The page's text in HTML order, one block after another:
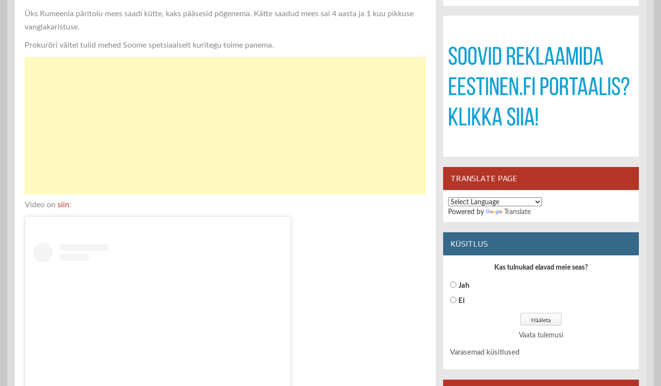
Üks Rumeenia päritolu mees saadi kütte, kaks pääsesid põgenema. Kätte saadud mees sai 4 aasta ja 1 kuu pikkuse
vanglakaristuse.
Prokuröri väitel tulid mehed Soome spetsiaalselt kuritegu toime panema.
Video on siin:
TRANSLATE PAGE
Powered by Translate
KÜSITLUS
Kas tulnukad elavad meie seas?
Jah
Ei
Vaata tulemusi
Varasemad küsitlused